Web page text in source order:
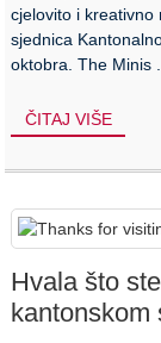
cjelovito i kreativno
sjednica
oktobra. The Minis ...
ČITAJ VIŠE
Hvala što
kantonskom